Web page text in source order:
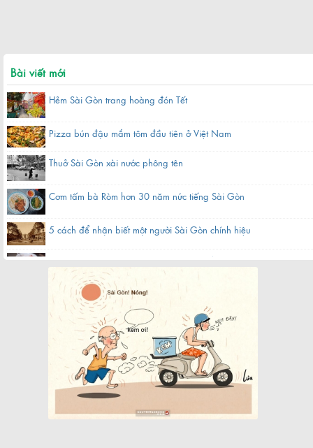
Bài viết mới
Hẻm Sài Gòn trang hoàng đón Tết
Pizza bún đậu mắm tôm đầu tiên ở Việt Nam
Thuở Sài Gòn xài nước phông tên
Cơm tấm bà Ròm hơn 30 năm nức tiếng Sài Gòn
5 cách để nhận biết một người Sài Gòn chính hiệu
Hàng bánh canh bột gạo hơn 60 năm nằm gần chợ ở Sài Gòn
Quán cà phê bạc màu hơn nửa thế kỷ giữa lòng Sài Gòn
Chợ Bến Thành xưa tên thiệt là gì?
Khách sạn nổi 5 sao biểu tượng một thời của Sài Gòn
Cụ bà làm cửu vạn ở chợ đầu mối Sài Gòn